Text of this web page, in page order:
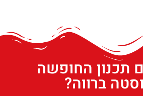
תכנון החופשה
ברווה?